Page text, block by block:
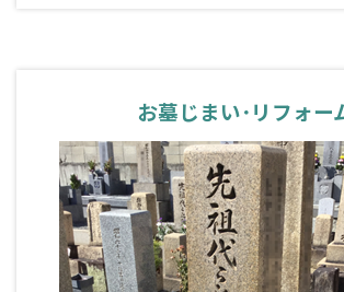
お墓じまい･リフォー